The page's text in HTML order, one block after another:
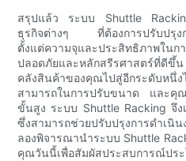
สรุปแล้ว ระบบ Shuttle
ธุรกิจต่างๆ ที่ต้องการปรับปรุงก
ตั้งแต่ความจุและประสิทธิภาพในก
ปลอดภัยและหลักสรีรศาสตร์ที่ดี
คลังสินค้าของคุณไปสู่อีกระดับ
สามารถในการปรับขนาด และคุ
ขั้นสูง ระบบ Shuttle Racking จึ
ซึ่งสามารถช่วยปรับปรุงการดำเนิ
ลองพิจารณานำระบบ Shuttle
คุณวันนี้เพื่อสัมผัสประสบการณ์ประ